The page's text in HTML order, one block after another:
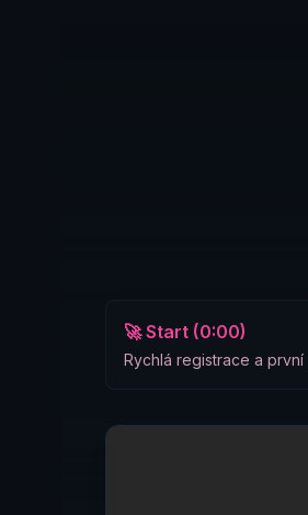
🚀 Start (0:00)
Rychlá registrace a první